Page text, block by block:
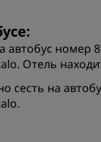
автобус номер
Отель
сесть на